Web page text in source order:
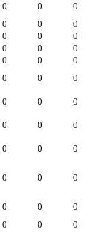
0 0 0
0 0 0
0 0 0
0 0 0
0 0 0
0 0 0
0 0 0
0 0 0
0 0 0
0 0 0
0 0 0
0 0 0